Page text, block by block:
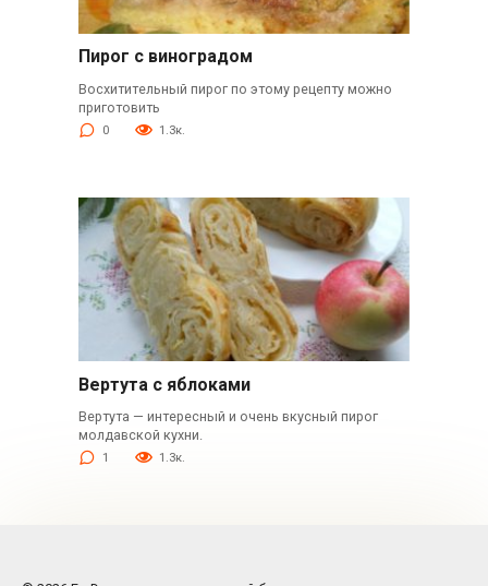
Пирог с виноградом
Восхитительный пирог по этому рецепту можно
приготовить
0 1.3к.
Вертута с яблоками
Вертута — интересный и очень вкусный пирог
молдавской кухни.
1 1.3к.